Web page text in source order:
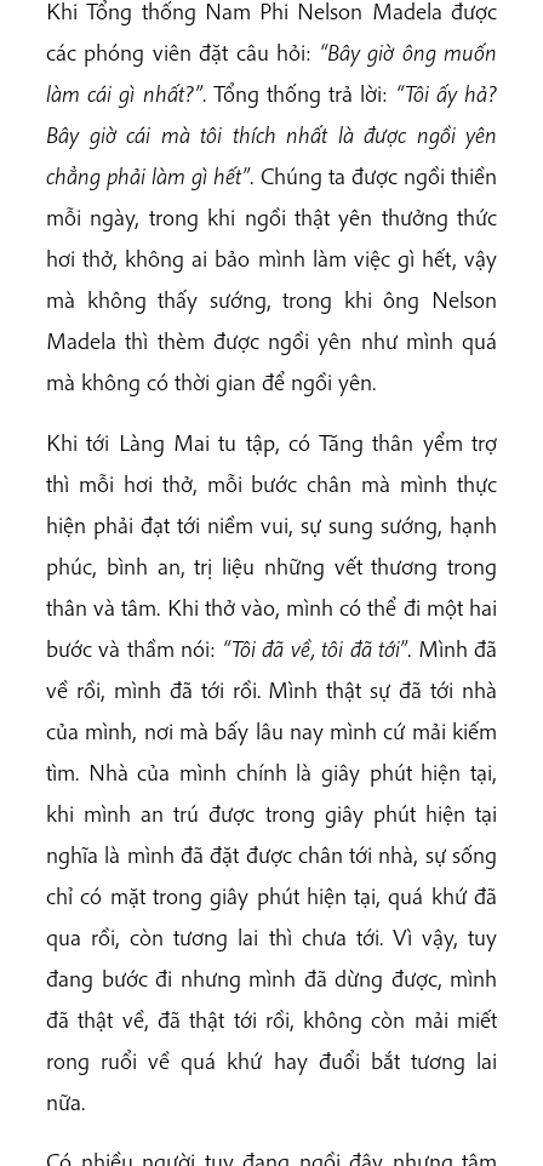
Khi Tổng thống Nam Phi Nelson Madela được
các phóng viên đặt câu hỏi: “Bây giờ ông muốn
làm cái gì nhất?”. Tổng thống trả lời: “Tôi ấy hả?
Bây giờ cái mà tôi thích nhất là được ngồi yên
chẳng phải làm gì hết”. Chúng ta được ngồi thiền
mỗi ngày, trong khi ngồi thật yên thưởng thức
hơi thở, không ai bảo mình làm việc gì hết, vậy
mà không thấy sướng, trong khi ông Nelson
Madela thì thèm được ngồi yên như mình quá
mà không có thời gian để ngồi yên.
Khi tới Làng Mai tu tập, có Tăng thân yểm trợ
thì mỗi hơi thở, mỗi bước chân mà mình thực
hiện phải đạt tới niềm vui, sự sung sướng, hạnh
phúc, bình an, trị liệu những vết thương trong
thân và tâm. Khi thở vào, mình có thể đi một hai
bước và thầm nói: “Tôi đã về, tôi đã tới”. Mình đã
về rồi, mình đã tới rồi. Mình thật sự đã tới nhà
của mình, nơi mà bấy lâu nay mình cứ mải kiếm
tìm. Nhà của mình chính là giây phút hiện tại,
khi mình an trú được trong giây phút hiện tại
nghĩa là mình đã đặt được chân tới nhà, sự sống
chỉ có mặt trong giây phút hiện tại, quá khứ đã
qua rồi, còn tương lai thì chưa tới. Vì vậy, tuy
đang bước đi nhưng mình đã dừng được, mình
đã thật về, đã thật tới rồi, không còn mải miết
rong ruổi về quá khứ hay đuổi bắt tương lai
nữa.